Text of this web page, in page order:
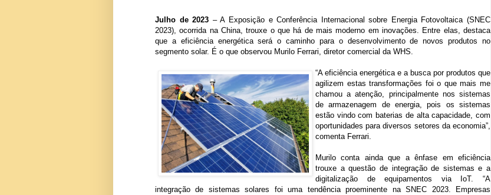
Julho de 2023 – A Exposição e Conferência Internacional sobre Energia Fotovoltaica (SNEC
2023), ocorrida na China, trouxe o que há de mais moderno em inovações. Entre elas, destaca
que a eficiência energética será o caminho para o desenvolvimento de novos produtos no
segmento solar. É o que observou Murilo Ferrari, diretor comercial da WHS.
“A eficiência energética e a busca por produtos que
agilizem estas transformações foi o que mais me
chamou a atenção, principalmente nos sistemas
de armazenagem de energia, pois os sistemas
estão vindo com baterias de alta capacidade, com
oportunidades para diversos setores da economia”,
comenta Ferrari.
Murilo conta ainda que a ênfase em eficiência
trouxe a questão de integração de sistemas e a
digitalização de equipamentos via IoT. “A
integração de sistemas solares foi uma tendência proeminente na SNEC 2023. Empresas